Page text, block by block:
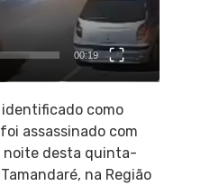
00:19
identificado como
assassinado com
noite desta quinta-
na Região